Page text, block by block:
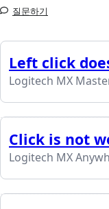
질문하기
Left click
Logitech MX
Click is not
Logitech MX